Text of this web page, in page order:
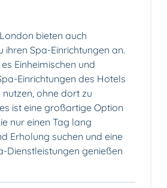
bieten auch
ihren Spa-Einrichtungen an.
Einheimischen und
Einrichtungen des Hotels
ohne dort zu
ist eine großartige Option
nur einen Tag lang
Erholung suchen und eine
Dienstleistungen genießen